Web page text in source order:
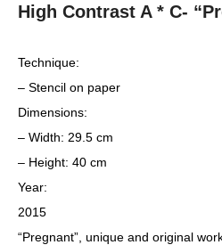
High Contrast A * C-
Technique:
– Stencil on paper
Dimensions:
– Width: 29.5 cm
– Height: 40 cm
Year:
2015
“Pregnant”, unique and original